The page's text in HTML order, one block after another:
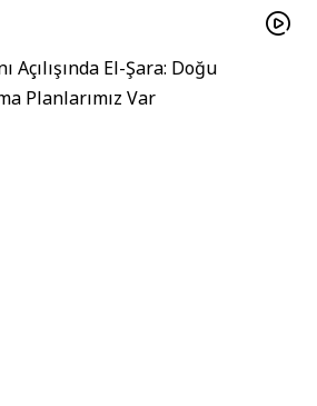
Açılışında El-Şara: Doğu
Planlarımız Var